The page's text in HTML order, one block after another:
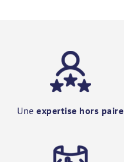
Une expertise hors paire